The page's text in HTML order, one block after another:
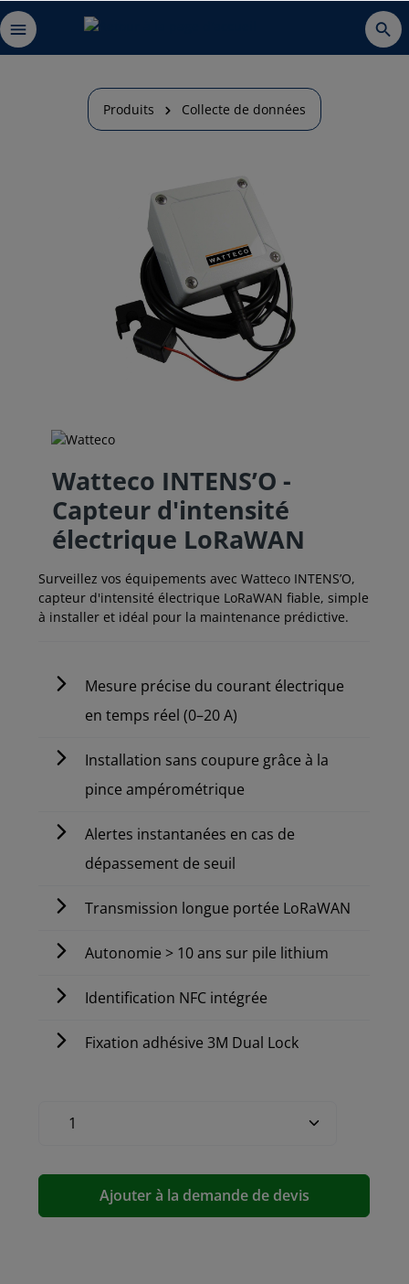
Produits Collecte de données
Watteco INTENS’O -
Capteur d'intensité
électrique LoRaWAN
Surveillez vos équipements avec Watteco INTENS’O,
capteur d'intensité électrique LoRaWAN fiable, simple
à installer et idéal pour la maintenance prédictive.
Mesure précise du courant électrique
en temps réel (0–20 A)
Installation sans coupure grâce à la
pince ampérométrique
Alertes instantanées en cas de
dépassement de seuil
Transmission longue portée LoRaWAN
Autonomie > 10 ans sur pile lithium
Identification NFC intégrée
Fixation adhésive 3M Dual Lock
Ajouter à la demande de devis